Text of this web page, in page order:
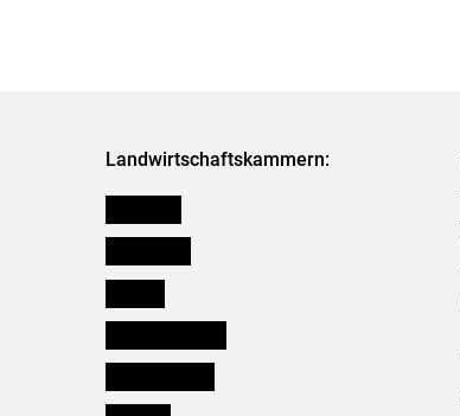
Landwirtschaftskammern: